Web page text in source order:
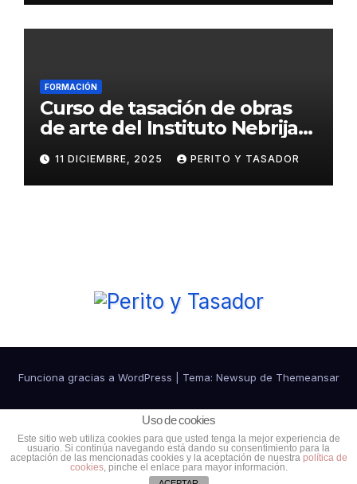
FORMACIÓN
Curso de tasación de obras
de arte del Instituto Nebrija
11 DICIEMBRE, 2025 PERITO Y TASADOR
Funciona gracias a WordPress Tema: Newsup de Themeansar
Política de cookiesPolítica de Privacidad
Ventajas para colaboradoresContacto
Uso de cookies
Este sitio web utiliza cookies para que usted tenga la mejor experiencia de
usuario. Si continúa navegando está dando su consentimiento para la
aceptación de las mencionadas cookies y la aceptación de nuestra política de
cookies, pinche el enlace para mayor información.